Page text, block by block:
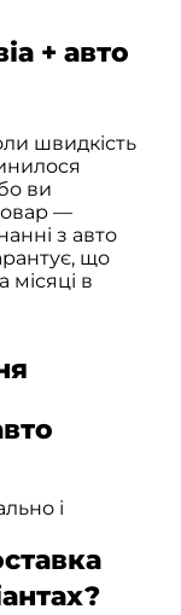
+ авто
швидкість
ви
—
з авто
що
місяці в
і